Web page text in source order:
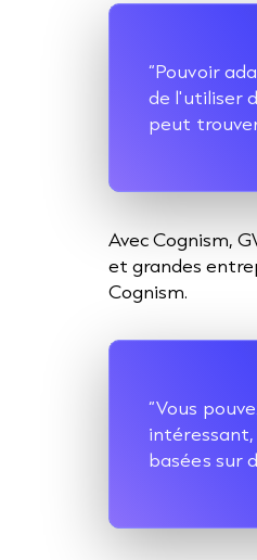
“Pouvoir
de l'utiliser
peut
Avec Cognism,
et grandes
Cognism.
“Vous
basées sur